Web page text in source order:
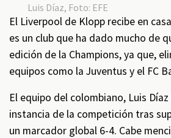
Luis Díaz, Foto: EFE
El Liverpool de Klopp recibe en
es un club que ha dado mucho de
edición de la Champions, ya que,
equipos como la Juventus y el FC
El equipo del colombiano, Luis
instancia de la competición tras
un marcador global 6-4. Cabe